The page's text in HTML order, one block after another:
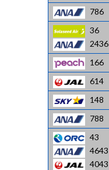
786
36
2436
166
614
148
788
43
4643
4043